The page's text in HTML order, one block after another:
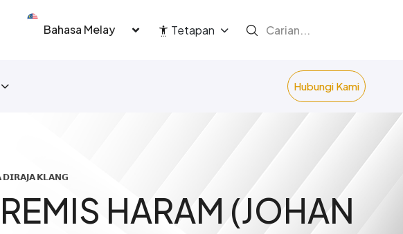
Select your language Tetapan
Hubungi Kami
𝗞𝗟𝗔𝗡𝗚
HARAM (JOHAN